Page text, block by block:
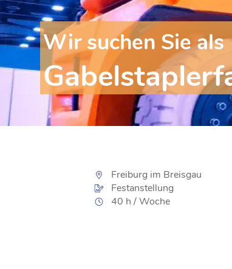
Wir suchen Sie als
Freiburg im Breisgau
Festanstellung
40 h / Woche